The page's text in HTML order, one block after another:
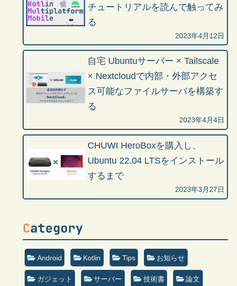
チュートリアルを読んで触ってみ
る
2023年4月12日
自宅 Ubuntuサーバー × Tailscale
× Nextcloudで内部・外部アクセ
ス可能なファイルサーバを構築す
る
2023年4月4日
CHUWI HeroBoxを購入し、
Ubuntu 22.04 LTSをインストール
するまで
2023年3月27日
Category
Android Kotlin Tips お知らせ
ガジェット サーバー 技術書 論文